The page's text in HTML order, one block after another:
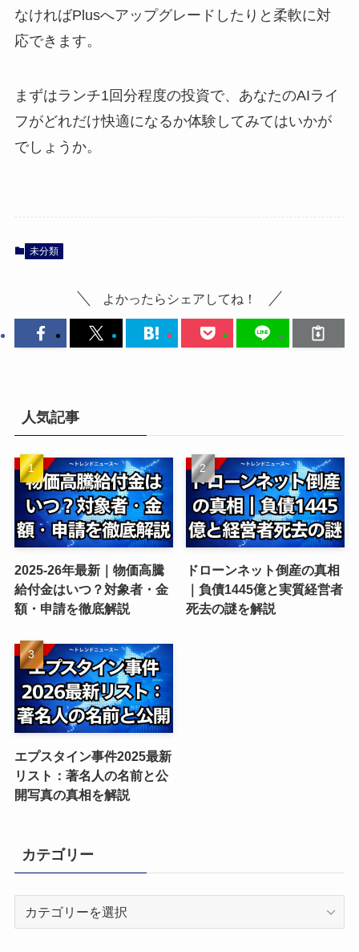
なければPlusへアップグレードしたりと柔軟に対
応できます。
まずはランチ1回分程度の投資で、あなたのAIライ
フがどれだけ快適になるか体験してみてはいかが
でしょうか。
未分類
よかったらシェアしてね！
人気記事
2025-26年最新｜物価高騰
給付金はいつ？対象者・金
額・申請を徹底解説
ドローンネット倒産の真相
｜負債1445億と実質経営者
死去の謎を解説
エプスタイン事件2025最新
リスト：著名人の名前と公
開写真の真相を解説
カテゴリー